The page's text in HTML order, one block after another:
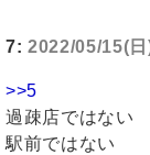
7: 2022/05/15(
>>5
過疎店ではない
駅前ではない